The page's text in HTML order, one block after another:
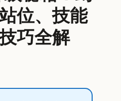
位、技能
巧全解